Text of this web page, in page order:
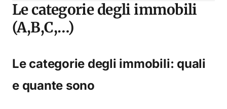
Le categorie degli immobili
(A,B,C,…)
Le categorie degli immobili: quali
e quante sono